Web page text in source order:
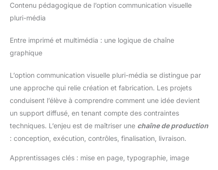
Contenu pédagogique de l’option communication visuelle
pluri-média
Entre imprimé et multimédia : une logique de chaîne
graphique
L’option communication visuelle pluri-média se distingue par
une approche qui relie création et fabrication. Les projets
conduisent l’élève à comprendre comment une idée devient
un support diffusé, en tenant compte des contraintes
techniques. L’enjeu est de maîtriser une chaîne de production
: conception, exécution, contrôles, finalisation, livraison.
Apprentissages clés : mise en page, typographie, image